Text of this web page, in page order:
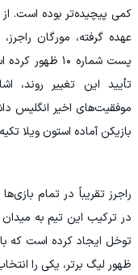
عهده گرفته، مورگان
پست شماره ۱۰
تأیید این تغییر روند،
موفقیت‌های اخیر انگلیس
بازیکن آماده استون ویلا
راجرز تقریباً در تمام
در ترکیب این تیم به
توخل ایجاد کرده است که
ظهور لیگ برتر، یکی را